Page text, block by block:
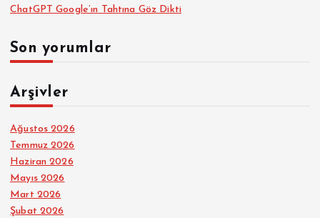
ChatGPT Google’ın Tahtına Göz Dikti
Son yorumlar
Arşivler
Ağustos 2026
Temmuz 2026
Haziran 2026
Mayıs 2026
Mart 2026
Şubat 2026